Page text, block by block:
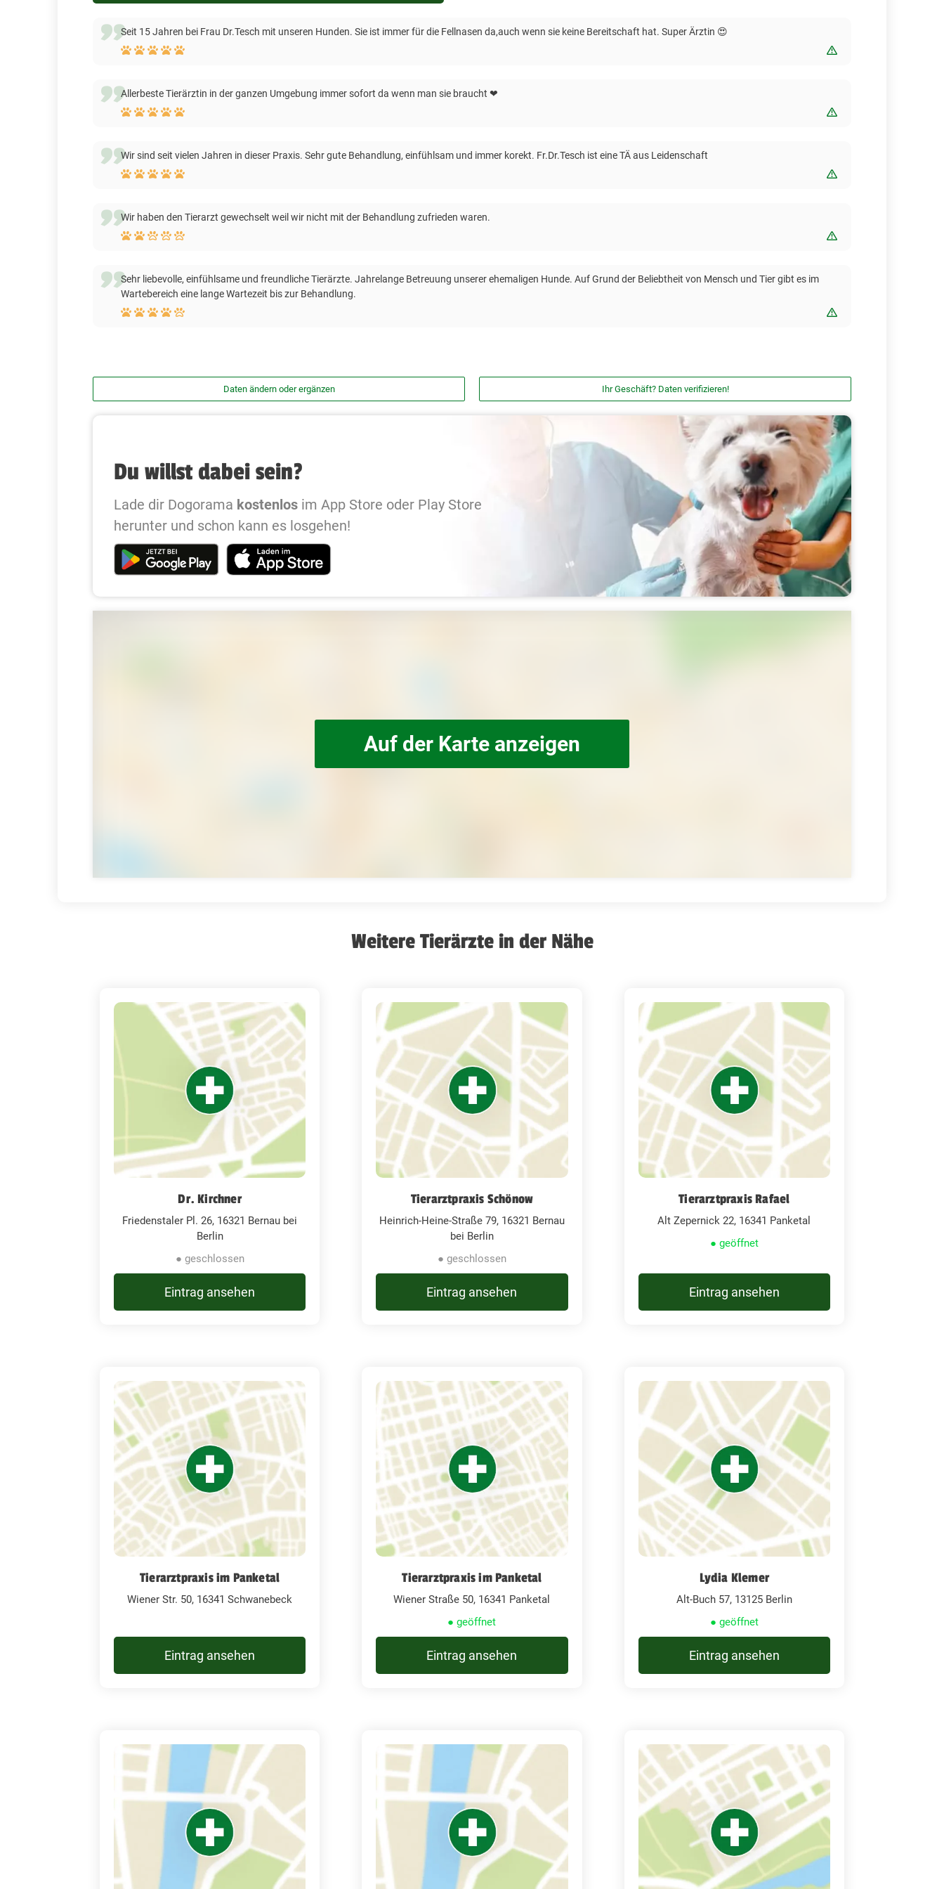
Seit 15 Jahren bei Frau Dr.Tesch mit unseren Hunden. Sie ist immer für die Fellnasen da,auch wenn sie keine Bereitschaft hat. Super Ärztin 😍
Bewertung melden
Allerbeste Tierärztin in der ganzen Umgebung immer sofort da wenn man sie braucht ❤
Bewertung melden
Wir sind seit vielen Jahren in dieser Praxis. Sehr gute Behandlung, einfühlsam und immer korekt. Fr.Dr.Tesch ist eine TÄ aus Leidenschaft
Bewertung melden
Wir haben den Tierarzt gewechselt weil wir nicht mit der Behandlung zufrieden waren.
Bewertung melden
Sehr liebevolle, einfühlsame und freundliche Tierärzte. Jahrelange Betreuung unserer ehemaligen Hunde. Auf Grund der Beliebtheit von Mensch und Tier gibt es im
Wartebereich eine lange Wartezeit bis zur Behandlung.
Bewertung melden
Daten ändern oder ergänzen Ihr Geschäft? Daten verifizieren!
Du willst dabei sein?
Lade dir Dogorama kostenlos im App Store oder Play Store
herunter und schon kann es losgehen!
Auf der Karte anzeigen
Weitere Tierärzte in der Nähe
Dr. Kirchner
Friedenstaler Pl. 26, 16321 Bernau bei
Berlin
● geschlossen
Eintrag ansehen
Tierarztpraxis Schönow
Heinrich-Heine-Straße 79, 16321 Bernau
bei Berlin
● geschlossen
Eintrag ansehen
Tierarztpraxis Rafael
Alt Zepernick 22, 16341 Panketal
● geöffnet
Eintrag ansehen
Tierarztpraxis im Panketal
Wiener Str. 50, 16341 Schwanebeck
Eintrag ansehen
Tierarztpraxis im Panketal
Wiener Straße 50, 16341 Panketal
● geöffnet
Eintrag ansehen
Lydia Klemer
Alt-Buch 57, 13125 Berlin
● geöffnet
Eintrag ansehen